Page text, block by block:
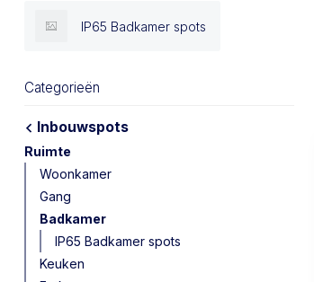
IP65 Badkamer spots
Categorieën
Inbouwspots
Ruimte
Woonkamer
Gang
Badkamer
IP65 Badkamer spots
Keuken